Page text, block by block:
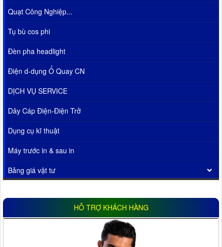
Quạt Công Nghiệp...
Tụ bù cos phi
Đèn pha headlight
Điện d-dụng Ổ Quay CN
DỊCH VỤ SERVICE
Dây Cáp Điện-Điện Trở
Dụng cụ kĩ thuật
Máy trước in & sau in
Bảng giá vật tư
HỖ TRỢ KHÁCH HÀNG